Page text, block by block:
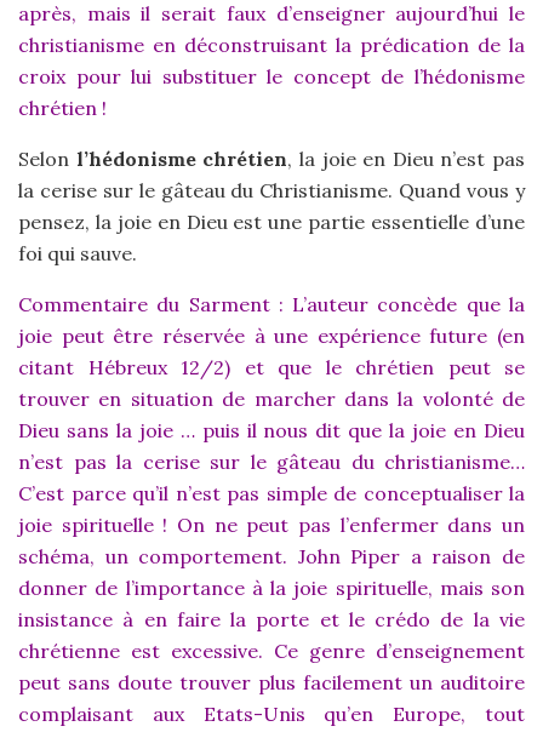
après, mais il serait faux d’enseigner aujourd’hui le
christianisme en déconstruisant la prédication de la
croix pour lui substituer le concept de l’hédonisme
chrétien !
Selon l’hédonisme chrétien, la joie en Dieu n’est pas
la cerise sur le gâteau du Christianisme. Quand vous y
pensez, la joie en Dieu est une partie essentielle d’une
foi qui sauve.
Commentaire du Sarment : L’auteur concède que la
joie peut être réservée à une expérience future (en
citant Hébreux 12/2) et que le chrétien peut se
trouver en situation de marcher dans la volonté de
Dieu sans la joie … puis il nous dit que la joie en Dieu
n’est pas la cerise sur le gâteau du christianisme…
C’est parce qu’il n’est pas simple de conceptualiser la
joie spirituelle ! On ne peut pas l’enfermer dans un
schéma, un comportement. John Piper a raison de
donner de l’importance à la joie spirituelle, mais son
insistance à en faire la porte et le crédo de la vie
chrétienne est excessive. Ce genre d’enseignement
peut sans doute trouver plus facilement un auditoire
complaisant aux Etats-Unis qu’en Europe, tout